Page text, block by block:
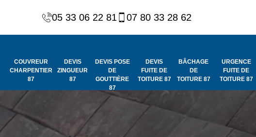
05 33 06 22 81 07 80 33 28 62
COUVREUR
CHARPENTIER
87
DEVIS
ZINGUEUR
87
DEVIS POSE
DE
GOUTTIÈRE
87
DEVIS
FUITE DE
TOITURE 87
BÂCHAGE
DE
TOITURE 87
URGENCE
FUITE DE
TOITURE 87